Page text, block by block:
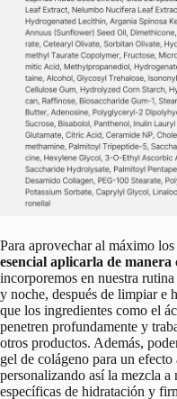
Para aprovechar al máximo
esencial aplicarla de manera
incorporemos en nuestra
y noche, después de limpiar e
que los ingredientes como el
penetren profundamente y
otros productos. Además,
gel de colágeno para un efecto
personalizando así la mezcla a
específicas de hidratación y